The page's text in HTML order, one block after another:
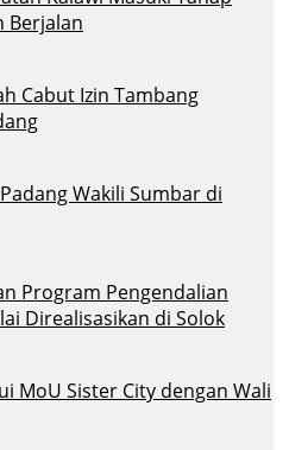
Berjalan
Cabut Izin Tambang
Wakili Sumbar di
Program Pengendalian
Direalisasikan di Solok
MoU Sister City dengan Wali